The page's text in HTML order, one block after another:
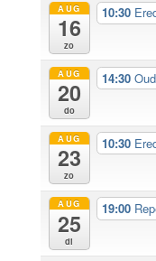
AUG
16
zo
10:30
AUG
20
do
14:30
AUG
23
zo
10:30
AUG
25
di
19:00